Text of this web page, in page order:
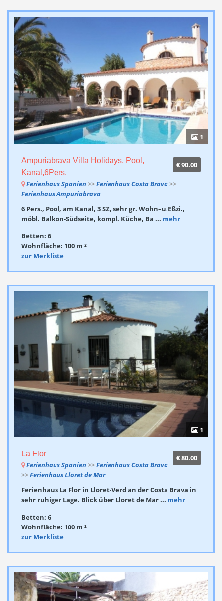
1
€ 90.00
Ampuriabrava Villa Holidays, Pool,
Kanal,6Pers.
Ferienhaus Spanien >>Ferienhaus Costa Brava>>
Ferienhaus Ampuriabrava
6 Pers., Pool, am Kanal, 3 SZ, sehr gr. Wohn–u.Eßzi.,
möbl. Balkon-Südseite, kompl. Küche, Ba ... mehr
Betten: 6
Wohnfläche: 100 m ²
zur Merkliste
1
€ 80.00
La Flor
Ferienhaus Spanien >>Ferienhaus Costa Brava
>>Ferienhaus Lloret de Mar
Ferienhaus La Flor in Lloret-Verd an der Costa Brava in
sehr ruhiger Lage. Blick über Lloret de Mar ... mehr
Betten: 6
Wohnfläche: 100 m ²
zur Merkliste